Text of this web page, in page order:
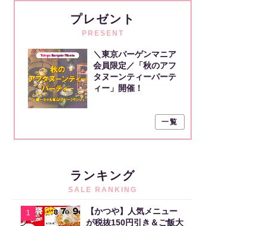
プレゼント
PRESENT
＼東京バーゲンマニア
会員限定／「秋のアフ
タヌーンティーパーテ
ィー」開催！
一覧
ランキング
SALE RANKING
1
【かつや】人気メニュー
が税抜150円引き＆ご飯大